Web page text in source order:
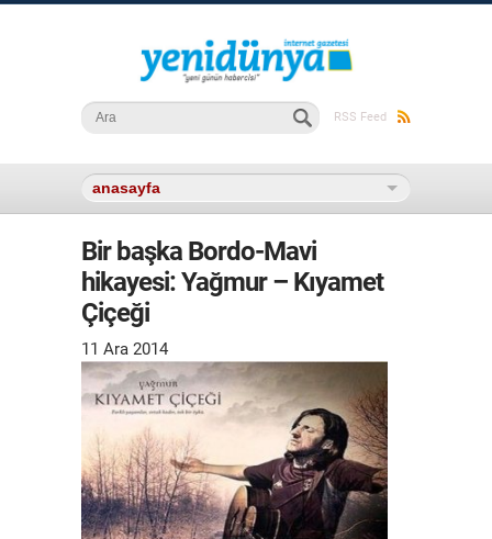
RSS Feed
Arama formu
Ara
Bir başka Bordo-Mavi
hikayesi: Yağmur – Kıyamet
Çiçeği
11 Ara 2014